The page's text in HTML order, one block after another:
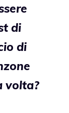
di
di
volta?